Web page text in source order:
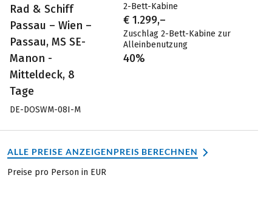
Rad & Schiff
Passau – Wien –
Passau, MS SE-
Manon -
Mitteldeck, 8
Tage
DE-DOSWM-08I-M
2-Bett-Kabine
€ 1.299,–
Zuschlag 2-Bett-Kabine zur
Alleinbenutzung
40%
ALLE PREISE ANZEIGENPREIS BERECHNEN
Preise pro Person in EUR